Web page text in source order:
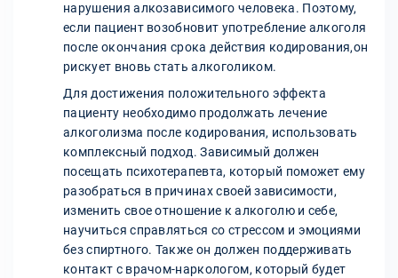
нарушения алкозависимого человека. Поэтому,
если пациент возобновит употребление алкоголя
после окончания срока действия кодирования,он
рискует вновь стать алкоголиком.
Для достижения положительного эффекта
пациенту необходимо продолжать лечение
алкоголизма после кодирования, использовать
комплексный подход. Зависимый должен
посещать психотерапевта, который поможет ему
разобраться в причинах своей зависимости,
изменить свое отношение к алкоголю и себе,
научиться справляться со стрессом и эмоциями
без спиртного. Также он должен поддерживать
контакт с врачом-наркологом, который будет